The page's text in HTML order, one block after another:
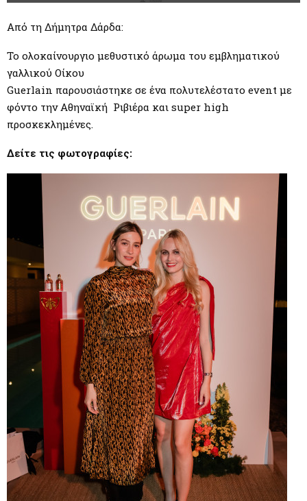
E
N
U
Από τη Δήμητρα Δάρδα:
Το ολοκαίνουργιο μεθυστικό άρωμα του εμβληματικού
γαλλικού Οίκου
Guerlain παρουσιάστηκε σε ένα πολυτελέστατο event με
φόντο την Αθηναϊκή Ριβιέρα και super high
προσκεκλημένες.
Δείτε τις φωτογραφίες: